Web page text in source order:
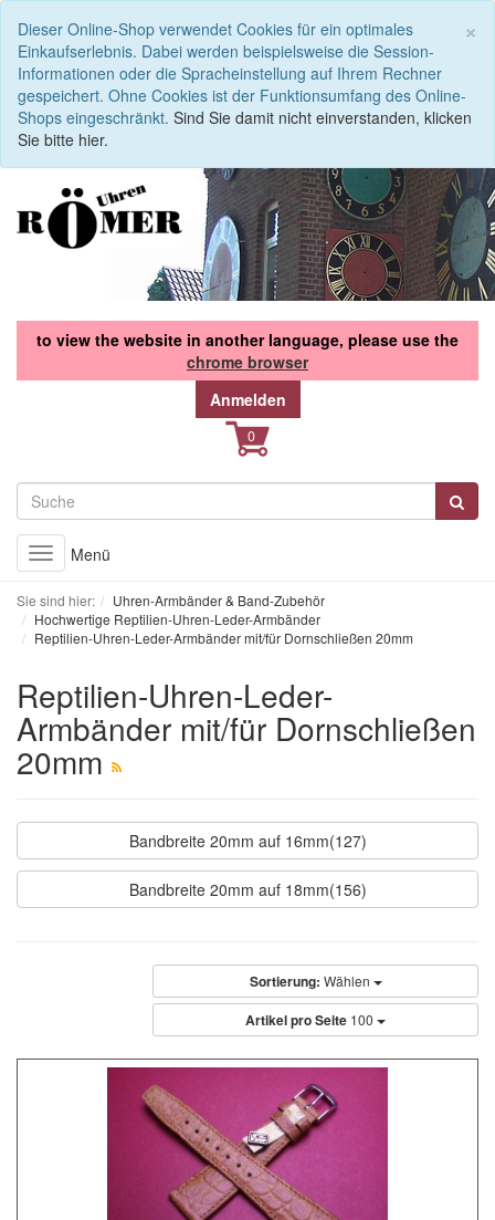
×
Dieser Online-Shop verwendet Cookies für ein optimales
Einkaufserlebnis. Dabei werden beispielsweise die Session-
Informationen oder die Spracheinstellung auf Ihrem Rechner
gespeichert. Ohne Cookies ist der Funktionsumfang des Online-
Shops eingeschränkt. Sind Sie damit nicht einverstanden, klicken
Sie bitte hier.
to view the website in another language, please use the
chrome browser
Anmelden
Toggle
navigation
Menü
Sie sind hier:
Uhren-Armbänder & Band-Zubehör
Hochwertige Reptilien-Uhren-Leder-Armbänder
Reptilien-Uhren-Leder-Armbänder mit/für Dornschließen 20mm
Reptilien-Uhren-Leder-
Armbänder mit/für Dornschließen
20mm
Bandbreite 20mm auf 16mm(127)
Bandbreite 20mm auf 18mm(156)
Sortierung: Wählen
Artikel pro Seite 100